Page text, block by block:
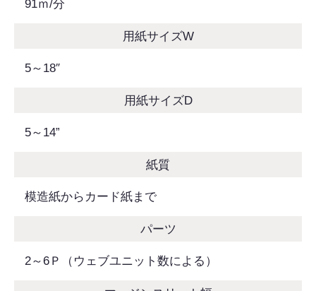
91ｍ/分
用紙サイズW
5～18″
用紙サイズD
5～14”
紙質
模造紙からカード紙まで
パーツ
2～6Ｐ（ウェブユニット数による）